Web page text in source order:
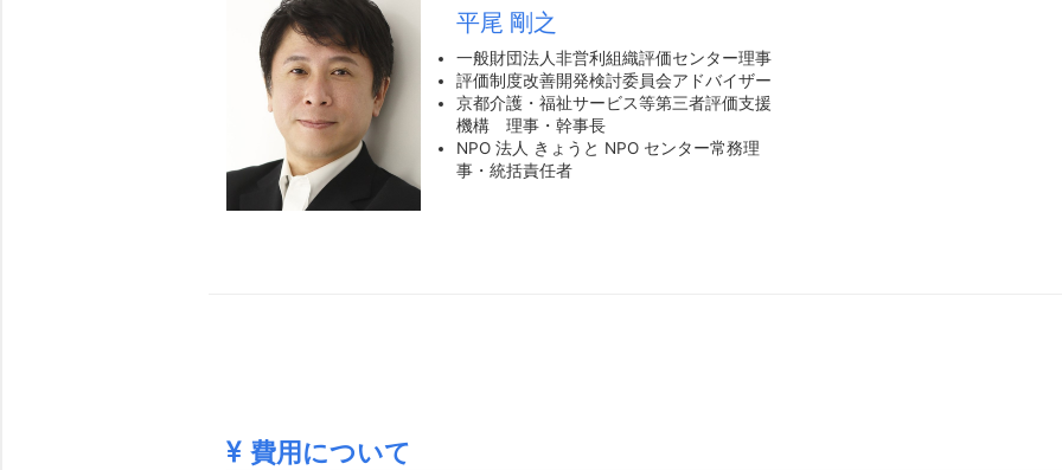
平尾 剛之
一般財団法人非営利組織評価センター理事
評価制度改善開発検討委員会アドバイザー
京都介護・福祉サービス等第三者評価支援
機構 理事・幹事長
NPO 法人 きょうと NPO センター常務理
事・統括責任者
費用について